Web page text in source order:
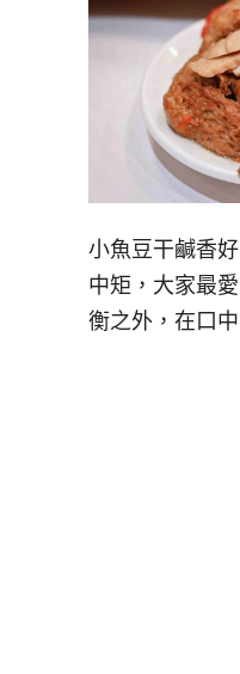
小魚豆干鹹香
中矩，大家最
衡之外，在口